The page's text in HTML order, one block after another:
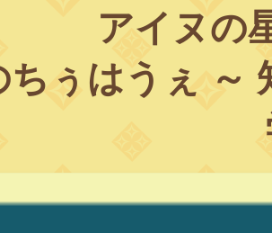
アイヌの
ちぅはうぇ